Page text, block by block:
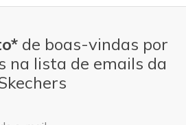
de boas-vindas por
na lista de emails da